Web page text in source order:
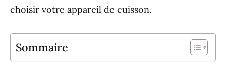
choisir votre appareil de cuisson.
Sommaire